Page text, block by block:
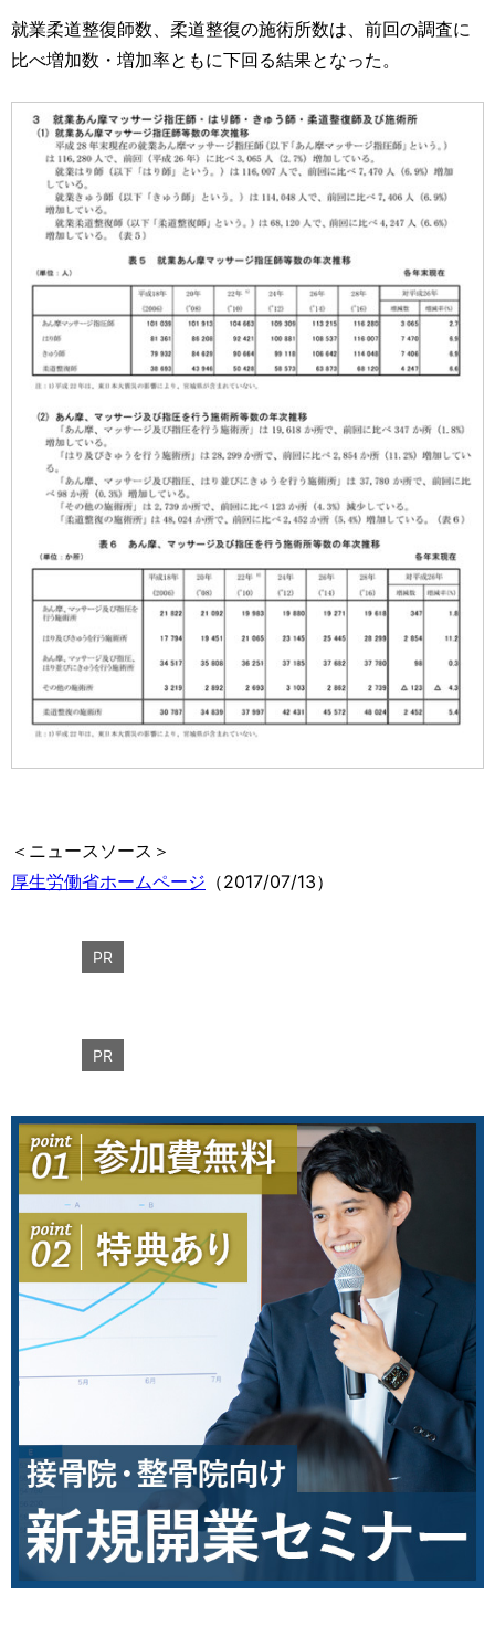
就業柔道整復師数、柔道整復の施術所数は、前回の調査に
比べ増加数・増加率ともに下回る結果となった。
＜ニュースソース＞
厚生労働省ホームページ （2017/07/13）
PR
PR